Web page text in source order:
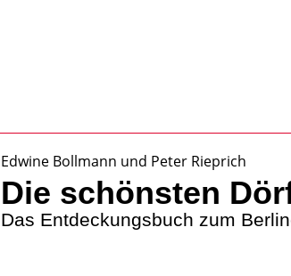
Edwine Bollmann und Peter Rieprich
Die schönsten
Das Entdeckungsbuch zum